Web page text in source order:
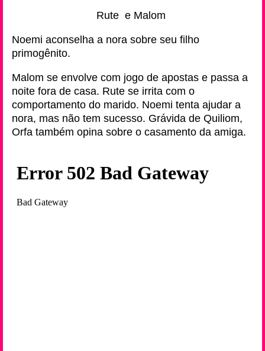
Rute e Malom
Noemi aconselha a nora sobre seu filho
primogênito.
Malom se envolve com jogo de apostas e passa a
noite fora de casa. Rute se irrita com o
comportamento do marido. Noemi tenta ajudar a
nora, mas não tem sucesso. Grávida de Quiliom,
Orfa também opina sobre o casamento da amiga.